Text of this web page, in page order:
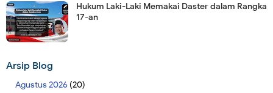
Hukum Laki-Laki Memakai Daster dalam Rangka
17-an
Arsip Blog
Agustus 2026 (20)